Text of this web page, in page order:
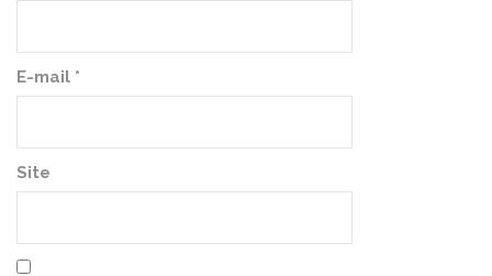
E-mail *
Site